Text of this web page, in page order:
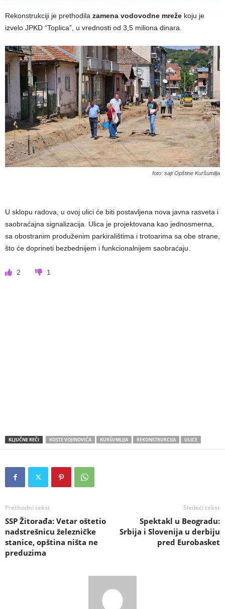
Rekonstrukciji je prethodila zamena vodovodne mreže koju je
izvelo JPKD “Toplica”, u vrednosti od 3,5 miliona dinara.
foto: sajt Opštine Kuršumlija
U sklopu radova, u ovoj ulici će biti postavljena nova javna rasveta i
saobraćajna signalizacija. Ulica je projektovana kao jednosmerna,
sa obostranim produženim parkiralištima i trotoarima sa obe strane,
što će doprineti bezbednijem i funkcionalnijem saobraćaju.
2 1
KLJUČNE REČI KOSTE VOJINOVIĆA KURŠUMLIJA REKONSTRUKCIJA ULICE
Prethodni tekst
SSP Žitorađa: Vetar oštetio
nadstrešnicu železničke
stanice, opština ništa ne
preduzima
Sledeći tekst
Spektakl u Beogradu:
Srbija i Slovenija u derbiju
pred Eurobasket